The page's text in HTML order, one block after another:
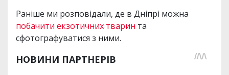
Раніше ми розповідали, де в Дніпрі можна
побачити екзотичних тварин та
сфотографуватися з ними.